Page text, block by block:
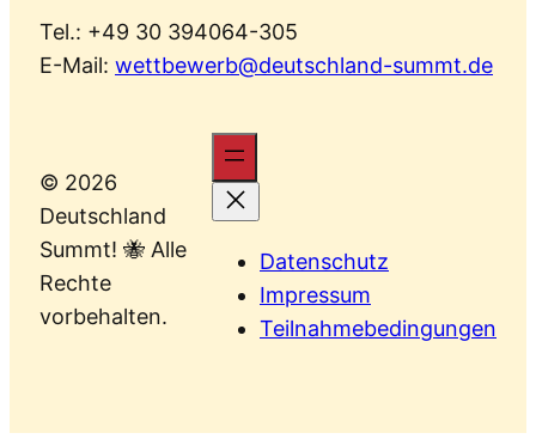
Tel.: +49 30 394064-305
E-Mail: wettbewerb@deutschland-summt.de
© 2026
Deutschland
Summt! 🐝 Alle
Rechte
vorbehalten.
Datenschutz
Impressum
Teilnahmebedingungen